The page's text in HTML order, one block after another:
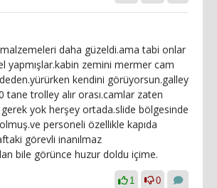
daha güzeldi.ama tabi onlar
yapmışlar.kabin zemini mermer cam
kendini görüyorsun.galley
tane trolley alır orası.camlar zaten
yok herşey ortada.slide bölgesinde
personeli özellikle kapıda
görevli inanılmaz
bile görünce huzur doldu içime.
1 0